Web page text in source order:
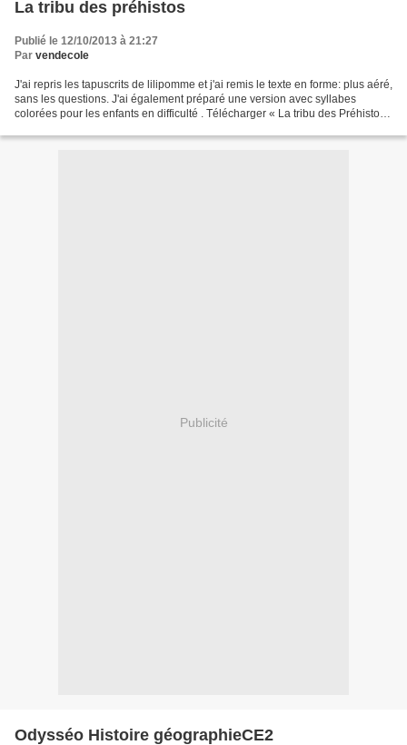
La tribu des préhistos
Publié le 12/10/2013 à 21:27
Par vendecole
J'ai repris les tapuscrits de lilipomme et j'ai remis le texte en forme: plus aéré,
sans les questions. J'ai également préparé une version avec syllabes
colorées pour les enfants en difficulté . Télécharger « La tribu des Préhistos
Publicité
Odysséo Histoire géographieCE2